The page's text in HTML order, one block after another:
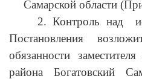
Самарской области
2. Контроль над
Постановления
обязанности
района Богатовский